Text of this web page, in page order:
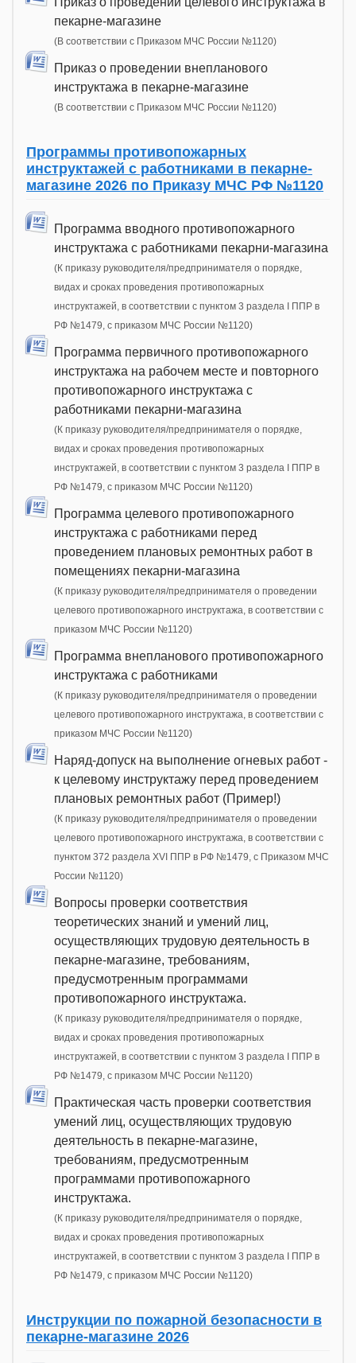
пекарне-магазине
(В соответствии с Приказом МЧС России №1120)
Приказ о проведении внепланового
инструктажа в пекарне-магазине
(В соответствии с Приказом МЧС России №1120)
Программы противопожарных
инструктажей с работниками в пекарне-
магазине 2026 по Приказу МЧС РФ №1120
Программа вводного противопожарного
инструктажа с работниками пекарни-магазина
(К приказу руководителя/предпринимателя о порядке,
видах и сроках проведения противопожарных
инструктажей, в соответствии с пунктом 3 раздела I ППР в
РФ №1479, с приказом МЧС России №1120)
Программа первичного противопожарного
инструктажа на рабочем месте и повторного
противопожарного инструктажа с
работниками пекарни-магазина
(К приказу руководителя/предпринимателя о порядке,
видах и сроках проведения противопожарных
инструктажей, в соответствии с пунктом 3 раздела I ППР в
РФ №1479, с приказом МЧС России №1120)
Программа целевого противопожарного
инструктажа с работниками перед
проведением плановых ремонтных работ в
помещениях пекарни-магазина
(К приказу руководителя/предпринимателя о проведении
целевого противопожарного инструктажа, в соответствии с
приказом МЧС России №1120)
Программа внепланового противопожарного
инструктажа с работниками
(К приказу руководителя/предпринимателя о проведении
целевого противопожарного инструктажа, в соответствии с
приказом МЧС России №1120)
Наряд-допуск на выполнение огневых работ -
к целевому инструктажу перед проведением
плановых ремонтных работ (Пример!)
(К приказу руководителя/предпринимателя о проведении
целевого противопожарного инструктажа, в соответствии с
пунктом 372 раздела XVI ППР в РФ №1479, c Приказом МЧС
России №1120)
Вопросы проверки соответствия
теоретических знаний и умений лиц,
осуществляющих трудовую деятельность в
пекарне-магазине, требованиям,
предусмотренным программами
противопожарного инструктажа.
(К приказу руководителя/предпринимателя о порядке,
видах и сроках проведения противопожарных
инструктажей, в соответствии с пунктом 3 раздела I ППР в
РФ №1479, с приказом МЧС России №1120)
Практическая часть проверки соответствия
умений лиц, осуществляющих трудовую
деятельность в пекарне-магазине,
требованиям, предусмотренным
программами противопожарного
инструктажа.
(К приказу руководителя/предпринимателя о порядке,
видах и сроках проведения противопожарных
инструктажей, в соответствии с пунктом 3 раздела I ППР в
РФ №1479, с приказом МЧС России №1120)
Инструкции по пожарной безопасности в
пекарне-магазине 2026